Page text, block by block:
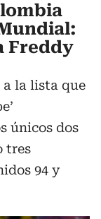
Freddy
a la lista que
únicos dos
tres
94 y